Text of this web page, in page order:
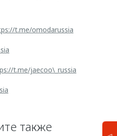
t.me/omodarussia
t.me/jaecoo\_russia
также